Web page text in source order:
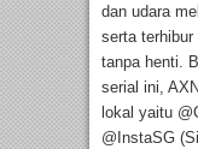
dan udara
serta
tanpa henti.
serial ini,
lokal yaitu
@InstaSG